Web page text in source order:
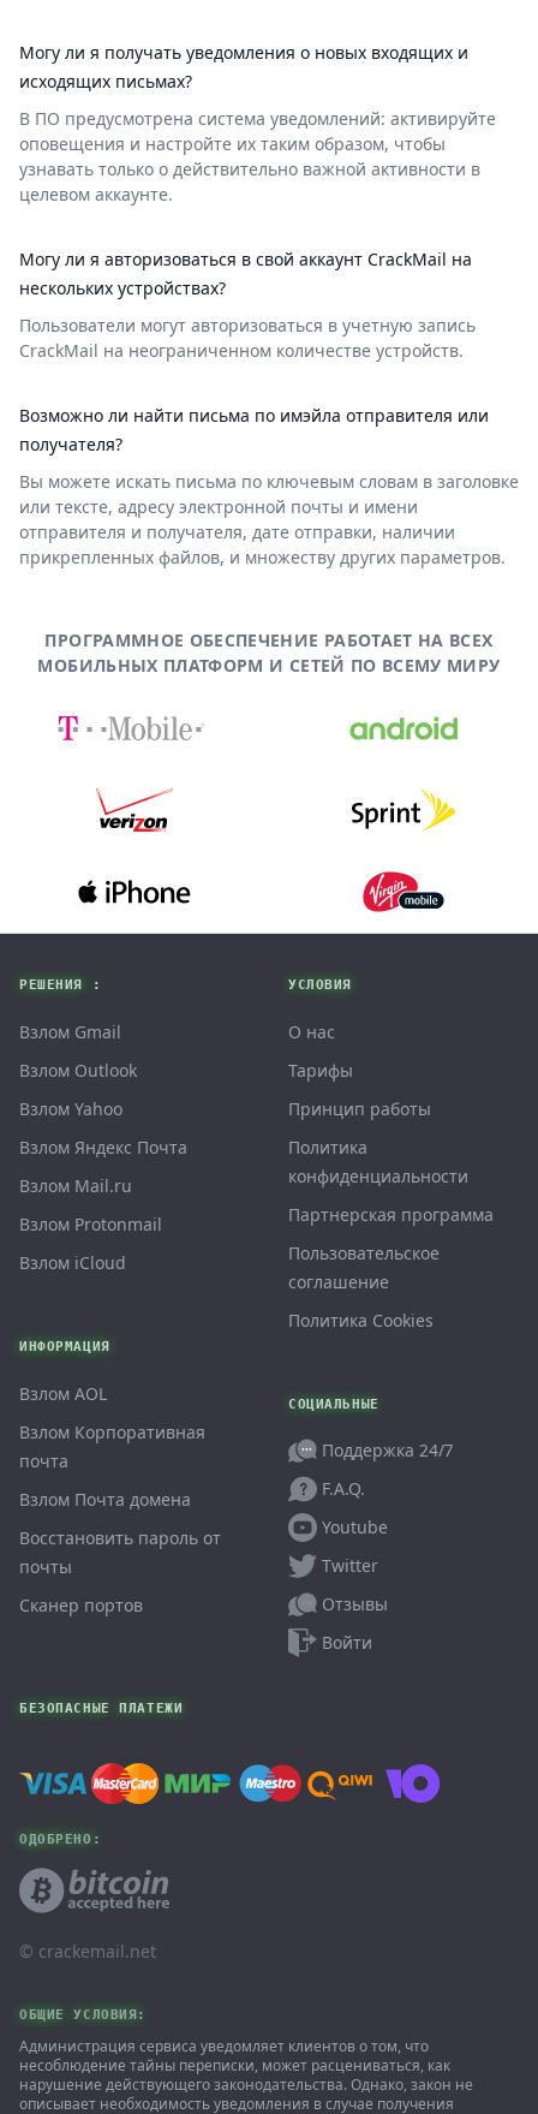
Могу ли я получать уведомления о новых входящих и
исходящих письмах?
В ПО предусмотрена система уведомлений: активируйте
оповещения и настройте их таким образом, чтобы
узнавать только о действительно важной активности в
целевом аккаунте.
Могу ли я авторизоваться в свой аккаунт CrackMail на
нескольких устройствах?
Пользователи могут авторизоваться в учетную запись
CrackMail на неограниченном количестве устройств.
Возможно ли найти письма по имэйла отправителя или
получателя?
Вы можете искать письма по ключевым словам в заголовке
или тексте, адресу электронной почты и имени
отправителя и получателя, дате отправки, наличии
прикрепленных файлов, и множеству других параметров.
ПРОГРАММНОЕ ОБЕСПЕЧЕНИЕ РАБОТАЕТ НА ВСЕХ
МОБИЛЬНЫХ ПЛАТФОРМ И СЕТЕЙ ПО ВСЕМУ МИРУ
РЕШЕНИЯ :
Взлом Gmail
Взлом Outlook
Взлом Yahoo
Взлом Яндекс Почта
Взлом Mail.ru
Взлом Protonmail
Взлом iCloud
ИНФОРМАЦИЯ
Взлом AOL
Взлом Корпоративная
почта
Взлом Почта домена
Восстановить пароль от
почты
Сканер портов
УСЛОВИЯ
О нас
Тарифы
Принцип работы
Политика
конфиденциальности
Партнерская программа
Пользовательское
соглашение
Политика Cookies
СОЦИАЛЬНЫЕ
Поддержка 24/7
F.A.Q.
Youtube
Twitter
Отзывы
Войти
БЕЗОПАСНЫЕ ПЛАТЕЖИ
ОДОБРЕНО:
© ‌crackemail.net
ОБЩИЕ УСЛОВИЯ:
Администрация сервиса уведомляет клиентов о том, что
несоблюдение тайны переписки, может расцениваться, как
нарушение действующего законодательства. Однако, закон не
описывает необходимость уведомления в случае получения